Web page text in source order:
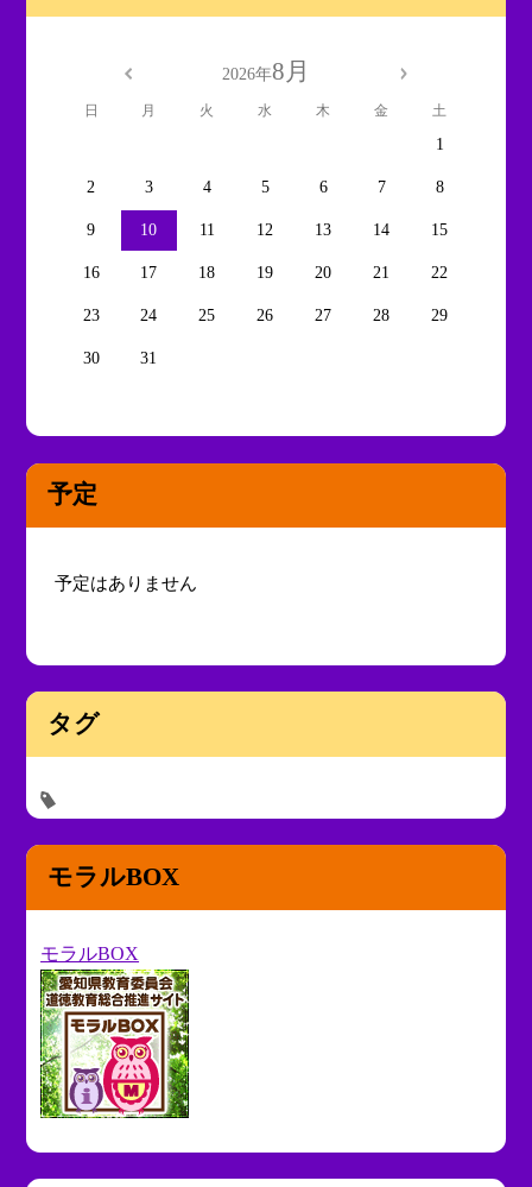
2026年8月
日 月 火 水 木 金 土
1
2 3 4 5 6 7 8
9 10 11 12 13 14 15
16 17 18 19 20 21 22
23 24 25 26 27 28 29
30 31
予定
予定はありません
タグ
モラルBOX
モラルBOX